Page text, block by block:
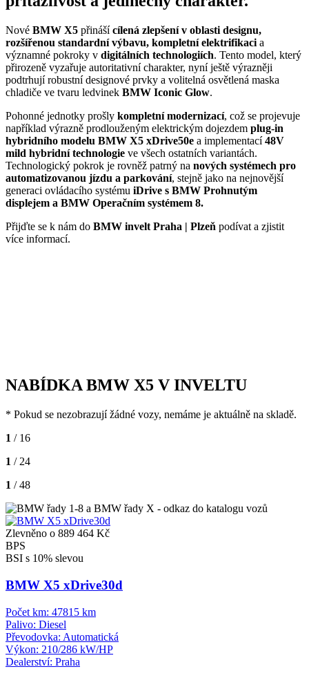
Nové BMW X5 přinášícílená zlepšení v oblasti designu,
rozšířenou standardní výbavu, kompletní elektrifikaci a
významné pokroky v digitálních technologiích. Tento model, který
přirozeně vyzařuje autoritativní charakter, nyní ještě výrazněji
podtrhují robustní designové prvky a volitelná osvětlená maska
chladiče ve tvaru ledvinek BMW Iconic Glow.
Pohonné jednotky prošly kompletní modernizací, což se projevuje
například výrazně prodlouženým elektrickým dojezdem plug-in
hybridního modelu BMW X5 xDrive50e a implementací48V
mild hybridní technologie ve všech ostatních variantách.
Technologický pokrok je rovněž patrný na nových systémech pro
automatizovanou jízdu a parkování, stejně jako na nejnovější
generaci ovládacího systému iDrive s BMW Prohnutým
displejem a BMW Operačním systémem 8.
Přijďte se k nám do BMW invelt Praha | Plzeň podívat a zjistit
více informací.
NABÍDKA BMW X5 V INVELTU
* Pokud se nezobrazují žádné vozy, nemáme je aktuálně na skladě.
1 / 16
1 / 24
1 / 48
Zlevněno o 889 464 Kč
BPS
BSI s 10% slevou
BMW X5 xDrive30d
Počet km: 47815 km
Palivo: Diesel
Převodovka: Automatická
Výkon: 210/286 kW/HP
Dealerství: Praha